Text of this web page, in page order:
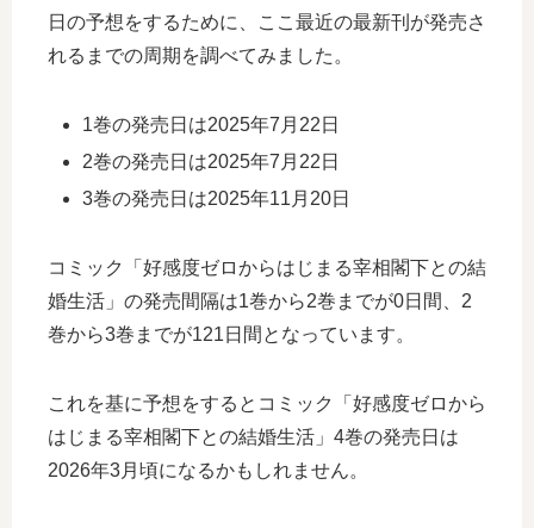
日の予想をするために、ここ最近の最新刊が発売さ
れるまでの周期を調べてみました。
1巻の発売日は2025年7月22日
2巻の発売日は2025年7月22日
3巻の発売日は2025年11月20日
コミック「好感度ゼロからはじまる宰相閣下との結
婚生活」の発売間隔は1巻から2巻までが0日間、2
巻から3巻までが121日間となっています。
これを基に予想をするとコミック「好感度ゼロから
はじまる宰相閣下との結婚生活」4巻の発売日は
2026年3月頃になるかもしれません。